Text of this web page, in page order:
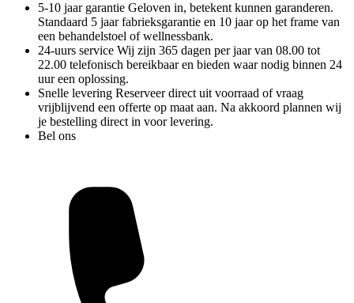
5-10 jaar garantie Geloven in, betekent kunnen garanderen.
Standaard 5 jaar fabrieksgarantie en 10 jaar op het frame van
een behandelstoel of wellnessbank.
24-uurs service Wij zijn 365 dagen per jaar van 08.00 tot
22.00 telefonisch bereikbaar en bieden waar nodig binnen 24
uur een oplossing.
Snelle levering Reserveer direct uit voorraad of vraag
vrijblijvend een offerte op maat aan. Na akkoord plannen wij
je bestelling direct in voor levering.
Bel ons